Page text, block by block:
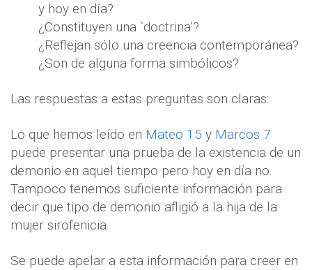
y hoy en día?
¿Constituyen una `doctrina’?
¿Reflejan sólo una creencia contemporánea?
¿Son de alguna forma simbólicos?
Las respuestas a estas preguntas son claras:
Lo que hemos leído en Mateo 15 y Marcos 7
puede presentar una prueba de la existencia de un
demonio en aquel tiempo pero hoy en día no.
Tampoco tenemos suficiente información para
decir que tipo de demonio afligió a la hija de la
mujer sirofenicia.
Se puede apelar a esta información para creer en